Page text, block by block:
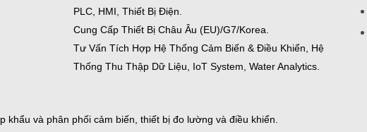
PLC, HMI, Thiết Bị Điện.
Cung Cấp Thiết Bị Châu Âu (EU)/G7/Korea.
Tư Vấn Tích Hợp Hệ Thống Cảm Biến & Điều Khiển, Hệ
Thống Thu Thập Dữ Liệu, IoT System, Water Analytics.
khẩu và phân phối cảm biến, thiết bị đo lường và điều khiển.